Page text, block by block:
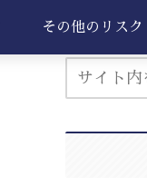
その他のリスク